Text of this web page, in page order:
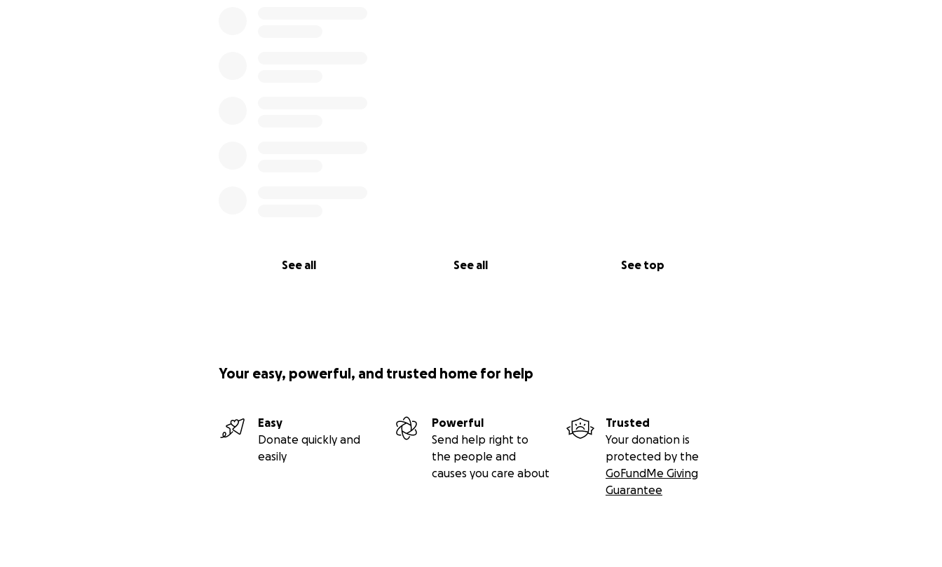
See all See all See top
Your easy, powerful, and trusted home for help
Easy
Donate quickly and
easily
Powerful
Send help right to
the people and
causes you care about
Trusted
Your donation is
protected by the
GoFundMe Giving
Guarantee